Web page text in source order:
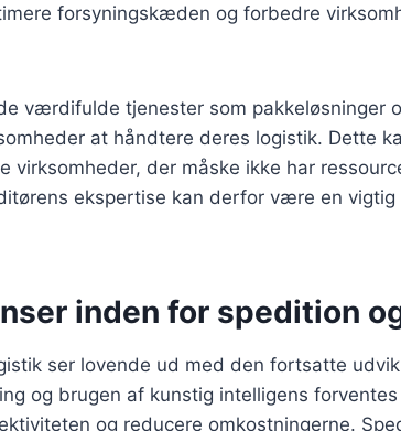
forsyningskæden og forbedre
værdifulde tjenester som pakkeløsninger
at håndtere deres logistik. Dette
virksomheder, der måske ikke har
ekspertise kan derfor være en
inden for spedition
ser lovende ud med den fortsatte
og brugen af kunstig intelligens
og reducere omkostningerne.